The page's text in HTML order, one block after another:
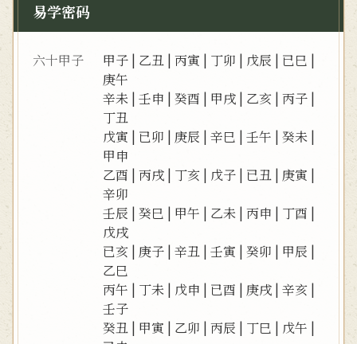
易学密码
六十甲子 甲子 | 乙丑 |丙寅 | 丁卯 | 戊辰 | 已巳 |
庚午
辛未 |壬申 |癸酉 | 甲戌 | 乙亥 |丙子 |
丁丑
戊寅 | 已卯 | 庚辰 |辛巳 |壬午 |癸未 |
甲申
乙酉 |丙戌 | 丁亥 | 戊子 | 已丑 | 庚寅 |
辛卯
壬辰 |癸巳 | 甲午 | 乙未 |丙申 | 丁酉 |
戊戌
已亥 | 庚子 |辛丑 |壬寅 |癸卯 | 甲辰 |
乙巳
丙午 | 丁未 | 戊申 | 已酉 | 庚戌 |辛亥 |
壬子
癸丑 | 甲寅 | 乙卯 |丙辰 | 丁巳 | 戊午 |